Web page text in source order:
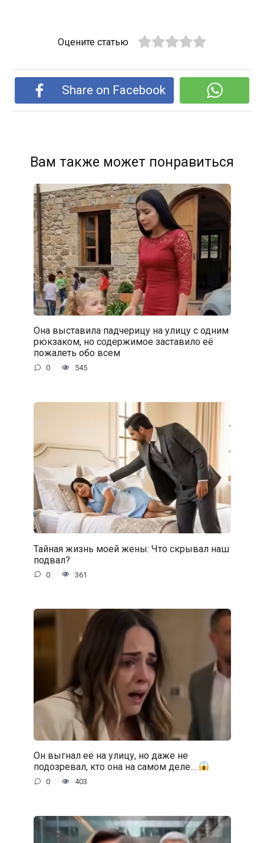
Оцените статью
Share on Facebook
Вам также может понравиться
Она выставила падчерицу на улицу с одним
рюкзаком, но содержимое заставило её
пожалеть обо всем
0 545
Тайная жизнь моей жены: Что скрывал наш
подвал?
0 361
Он выгнал её на улицу, но даже не
подозревал, кто она на самом деле…
0 403